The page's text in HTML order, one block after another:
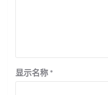
显示名称 *